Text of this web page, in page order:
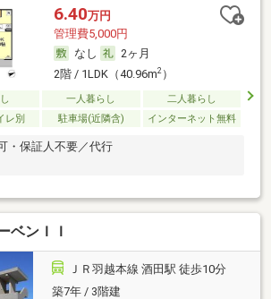
6.40万円
管理費5,000円
なし
2ヶ月
2階 / 1LDK（40.96m2）
一人暮らし
二人暮らし
レ別
駐車場(近隣含) インターネット無料
・保証人不要／代行
ベンＩＩ
ＪＲ羽越本線 酒田駅 徒歩10分
築7年 / 3階建